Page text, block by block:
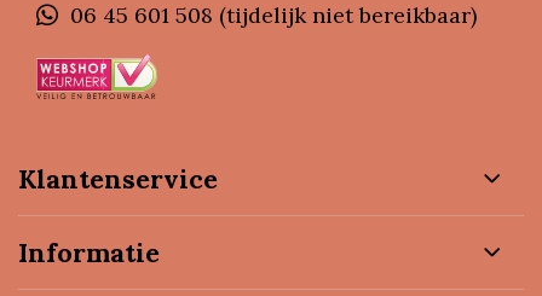
06 45 601 508 (tijdelijk niet bereikbaar)
Klantenservice
Informatie